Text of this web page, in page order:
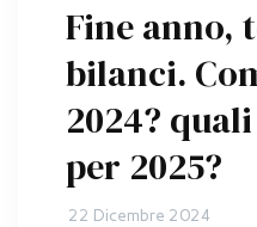
Fine anno,
bilanci.
2024?
per 2025?
22 Dicembre 2024